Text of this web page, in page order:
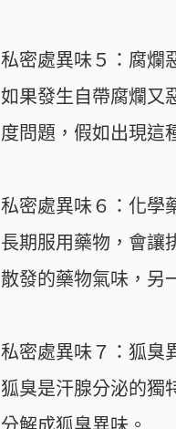
私密處異味５：腐爛
如果發生自帶腐爛又
度問題，假如出現這
私密處異味６：化學
長期服用藥物，會讓
散發的藥物氣味，另
私密處異味７：狐臭
狐臭是汗腺分泌的獨